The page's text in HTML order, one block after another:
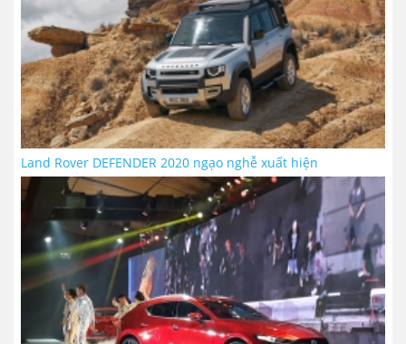
Land Rover DEFENDER 2020 ngạo nghễ xuất hiện